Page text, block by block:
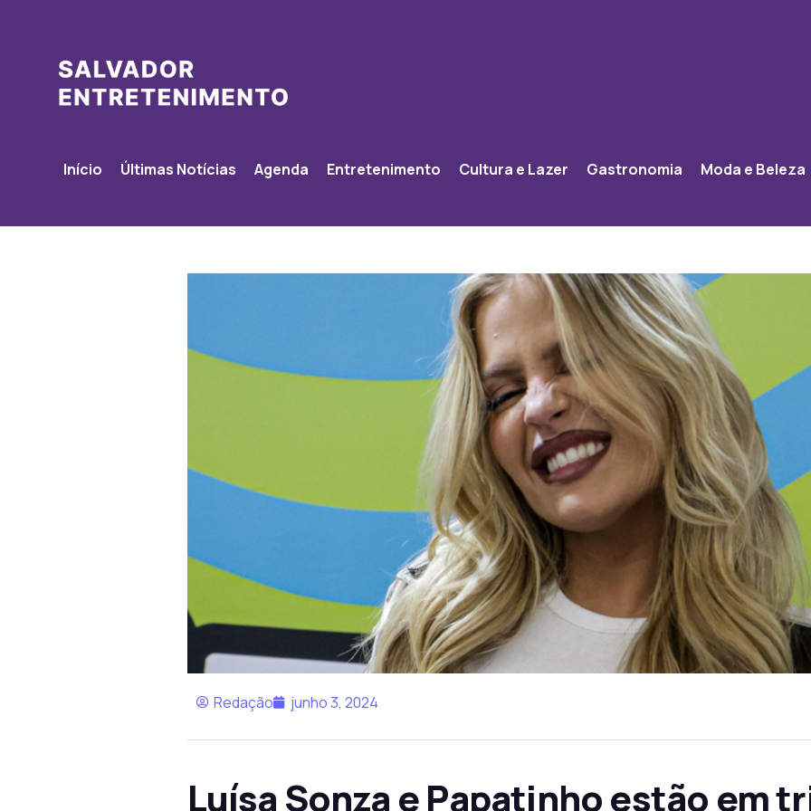
Início Últimas Notícias Agenda Entretenimento Cultura e Lazer Gastronomia Moda e Beleza
Redação junho 3, 2024
Luísa Sonza e Papatinho estão em